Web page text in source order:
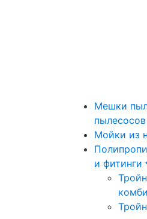
Мешки
пылесосов
Мойки из
и фитинги